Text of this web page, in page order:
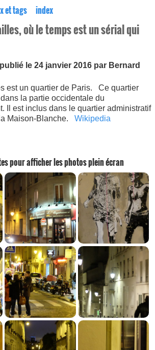
et tags index
où le temps est un sérial qui
le 24 janvier 2016 par Bernard
est un quartier de Paris. Ce quartier
la partie occidentale du
Il est inclus dans le quartier administratif
Maison-Blanche. Wikipedia
pour afficher les photos plein écran